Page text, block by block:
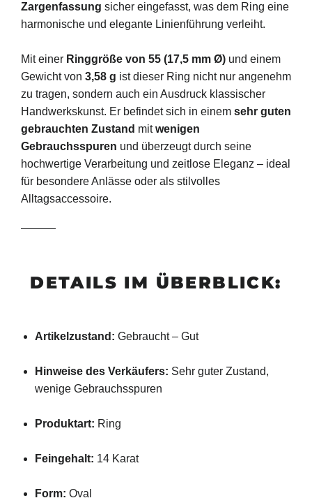
Zargenfassung sicher eingefasst, was dem Ring eine
harmonische und elegante Linienführung verleiht.
Mit einer Ringgröße von 55 (17,5 mm Ø) und einem
Gewicht von 3,58 g ist dieser Ring nicht nur angenehm
zu tragen, sondern auch ein Ausdruck klassischer
Handwerkskunst. Er befindet sich in einem sehr guten
gebrauchten Zustand mitwenigen
Gebrauchsspuren und überzeugt durch seine
hochwertige Verarbeitung und zeitlose Eleganz – ideal
für besondere Anlässe oder als stilvolles
Alltagsaccessoire.
DETAILS IM ÜBERBLICK:
Artikelzustand: Gebraucht – Gut
Hinweise des Verkäufers: Sehr guter Zustand,
wenige Gebrauchsspuren
Produktart: Ring
Feingehalt: 14 Karat
Form: Oval